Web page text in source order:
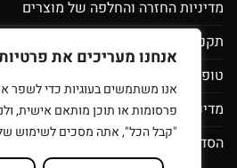
אנחנו מעריכים את
אנו משתמשים בעוגיות כדי לשפר
פרסומות או תוכן מותאם אישית,
"קבל הכל", אתה מסכים לשימוש
מדיניות החזרה והחלפה של מוצרים
תקנון מועדון לקוחות ספירלה-
טופס בקשת מחיקת פרטי משתמש
מדיניות פרטיות
הסדרי נגישות